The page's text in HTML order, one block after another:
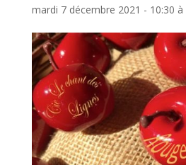
mardi 7 décembre 2021 - 10:30 à